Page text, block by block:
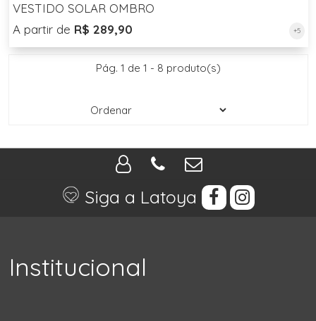
VESTIDO SOLAR OMBRO
A partir de R$ 289,90 +5
Pág. 1 de 1 - 8 produto(s)
Siga a Latoya
Institucional